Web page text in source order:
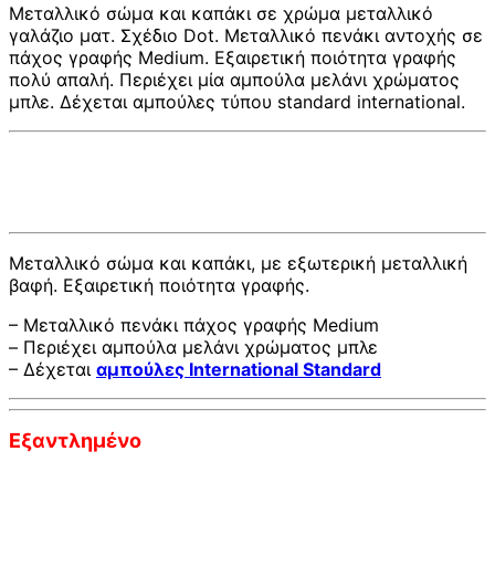
Μεταλλικό σώμα και καπάκι σε χρώμα μεταλλικό
γαλάζιο ματ. Σχέδιο Dot. Μεταλλικό πενάκι αντοχής σε
πάχος γραφής Medium. Εξαιρετική ποιότητα γραφής
πολύ απαλή. Περιέχει μία αμπούλα μελάνι χρώματος
μπλε. Δέχεται αμπούλες τύπου standard international.
Μεταλλικό σώμα και καπάκι, με εξωτερική μεταλλική
βαφή. Εξαιρετική ποιότητα γραφής.
– Μεταλλικό πενάκι πάχος γραφής Medium
– Περιέχει αμπούλα μελάνι χρώματος μπλε
– Δέχεται αμπούλες International Standard
Εξαντλημένο